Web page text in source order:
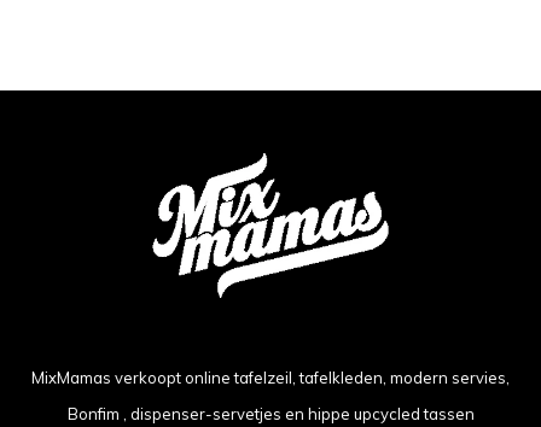
MixMamas verkoopt online tafelzeil, tafelkleden, modern servies,
Bonfim , dispenser-servetjes en hippe upcycled tassen